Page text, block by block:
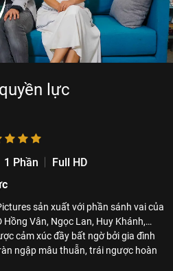
lực
1 Phần
Full HD
sản xuất với phần sánh vai của
Hồng Vân, Ngọc Lan, Huy Khánh,…
cảm xúc đầy bất ngờ bởi gia đình
ngập mâu thuẫn, trái ngược hoàn